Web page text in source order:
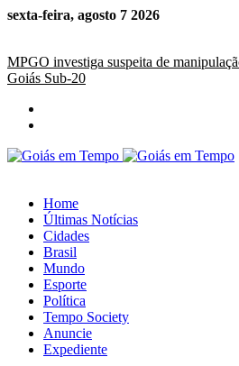
sexta-feira, agosto 7 2026
MPGO investiga suspeita de
Goiás Sub-20
Home
Últimas Notícias
Cidades
Brasil
Mundo
Esporte
Política
Tempo Society
Anuncie
Expediente